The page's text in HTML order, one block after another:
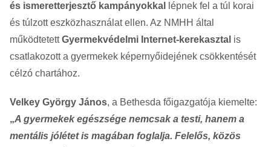
és ismeretterjesztő kampányokkal
lépnek fel a túl korai
és túlzott eszközhasználat ellen. Az NMHH által
működtetettGyermekvédelmi Internet-kerekasztal is
csatlakozott a gyermekek képernyőidejének csökkentését
célzó chartához.
Velkey György János, a Bethesda főigazgatója kiemelte:
„A gyermekek egészsége nemcsak a testi, hanem a
mentális jólétet is magában foglalja. Felelős, közös